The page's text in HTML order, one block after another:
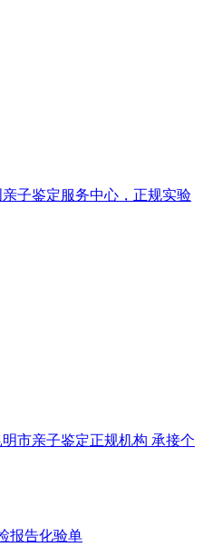
子鉴定服务中心，正规实验
明市亲子鉴定正规机构 承接个
报告化验单